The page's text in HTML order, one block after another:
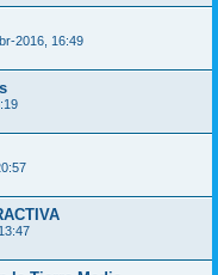
2016, 16:49